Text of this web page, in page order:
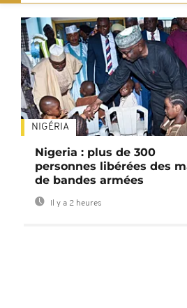
NIGÉRIA
Nigeria : plus de 300
personnes libérées des
de bandes armées
Il y a 2 heures